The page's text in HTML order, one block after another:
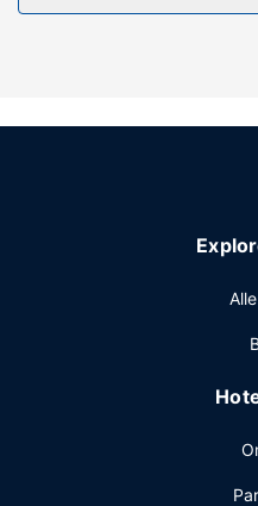
og du kan nyde godt af
til rådighed på stedet.